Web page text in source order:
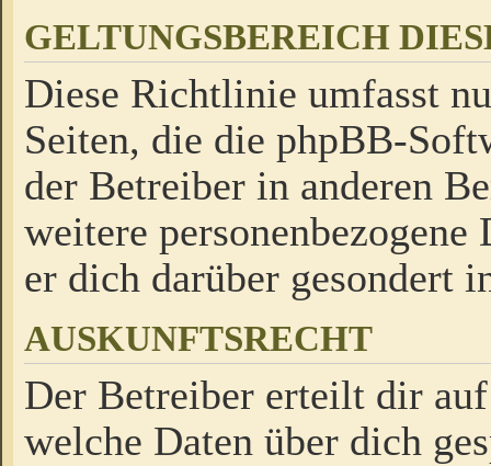
GELTUNGSBEREICH
Diese Richtlinie umfasst
Seiten, die die phpBB-
der Betreiber in anderen
weitere
er dich darüber gesondert
AUSKUNFTSRECHT
Der Betreiber erteilt dir
welche Daten über dich